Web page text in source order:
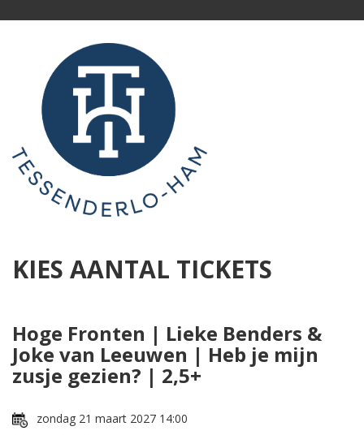
KIES AANTAL TICKETS
Hoge Fronten | Lieke Benders &
Joke van Leeuwen | Heb je mijn
zusje gezien? | 2,5+
zondag 21 maart 2027 14:00